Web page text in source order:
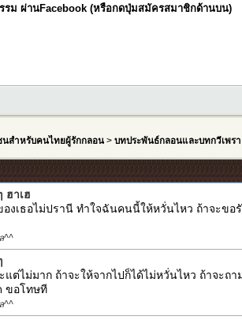
รม ผ่านFacebook (หรือกดปุ่มสมัครสมาชิกด้านบน)
สำหรับคนไทยผู้รักกลอน> บทประพันธ์กลอนและบทกวีเพรา
ฮาเฮ
งเธอไม่ปรานี ทำใจฉันคนนี้ให้หวั่นไหว ถ้าจะขอรั
^^
แต่ไม่มาก ถ้าจะให้จากไปก็ได้ไม่หวั่นไหว ถ้าจะถ
ขอโทษที
^^